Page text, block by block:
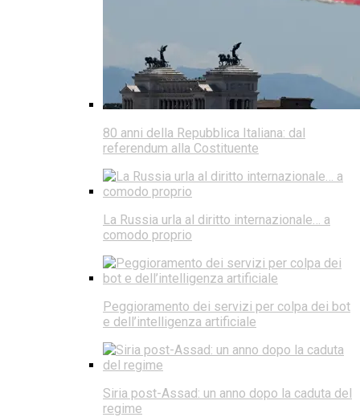
80 anni della Repubblica Italiana: dal
referendum alla Costituente
La Russia urla al diritto internazionale… a
comodo proprio
Peggioramento dei servizi per colpa dei bot
e dell’intelligenza artificiale
Siria post-Assad: un anno dopo la caduta del
regime